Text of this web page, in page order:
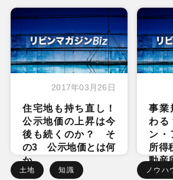
2017年03月26日
住宅地も持ち直し！
公示地価の上昇は今
後も続くのか？ そ
の3 公示地価とは何
か
土地 知識
事業
わる
ン・
所得
動産
ノウ